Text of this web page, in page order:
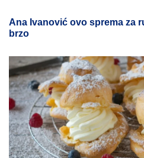
Ana Ivanović ovo sprema za
brzo